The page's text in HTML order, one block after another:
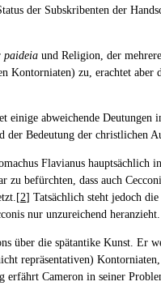
der Subskribenten der
paideia und Religion, der
zu, erachtet
abweichende
Bedeutung der christlichen
Flavianus hauptsächlich
zu befürchten, dass auch
2] Tatsächlich steht jedoch
nur unzureichend heranzieht.
die spätantike Kunst. Er
repräsentativen)
Cameron in seiner